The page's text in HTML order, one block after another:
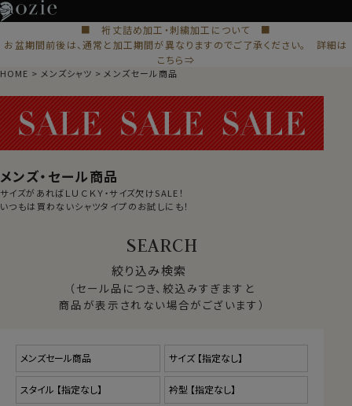
■ 裄丈詰め加工・刺繍加工について ■
お盆期間前後は、通常と加工期間が異なりますのでご了承ください。 詳細は
こちら⇒
HOME メンズシャツ メンズセール商品
メンズ・セール商品
サイズがあればＬＵＣＫＹ・サイズ欠けSALE！
いつもは買わないシャツタイプのお試しにも！
絞り込み検索
（セール品につき、絞込みすぎますと
商品が表示されない場合がございます）